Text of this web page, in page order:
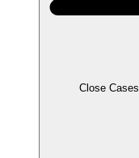
Close Cases